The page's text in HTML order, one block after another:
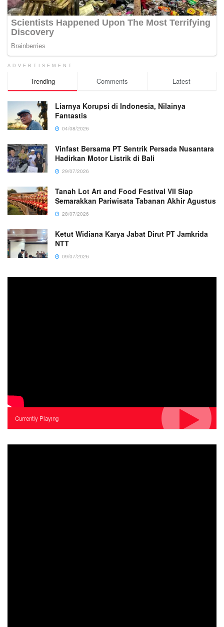
ADVERTISEMENT
Trending Comments Latest
Liarnya Korupsi di Indonesia, Nilainya
Fantastis
04/08/2026
Vinfast Bersama PT Sentrik Persada Nusantara
Hadirkan Motor Listrik di Bali
29/07/2026
Tanah Lot Art and Food Festival VII Siap
Semarakkan Pariwisata Tabanan Akhir Agustus
28/07/2026
Ketut Widiana Karya Jabat Dirut PT Jamkrida
NTT
09/07/2026
Currently Playing